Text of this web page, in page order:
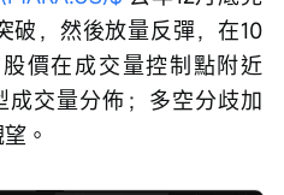
破，然後放量反彈，在10
價在成交量控制點附近
成交量分佈；多空分歧加
。